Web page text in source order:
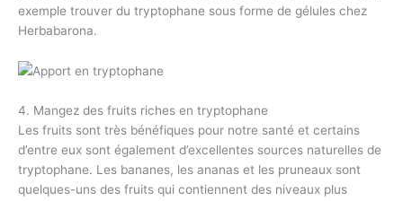
exemple trouver du tryptophane sous forme de gélules chez
Herbabarona.
4. Mangez des fruits riches en tryptophane
Les fruits sont très bénéfiques pour notre santé et certains
d’entre eux sont également d’excellentes sources naturelles de
tryptophane. Les bananes, les ananas et les pruneaux sont
quelques-uns des fruits qui contiennent des niveaux plus